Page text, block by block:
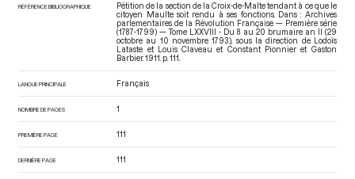
RÉFÉRENCE BIBLIOGRAPHIQUE
Pétition de la section de la Croix-de-Malte tendant à ce que le
citoyen Maulte soit rendu à ses fonctions. Dans : Archives
parlementaires de la Révolution Française — Première série
(1787-1799) — Tome LXXVIII - Du 8 au 20 brumaire an II (29
octobre au 10 novembre 1793) , sous la direction de Lodoïs
Lataste et Louis Claveau et Constant Pionnier et Gaston
Barbier. 1911. p. 111.
LANGUE PRINCIPALE Français
NOMBRE DE PAGES 1
PREMIÈRE PAGE 111
DERNIÈRE PAGE 111